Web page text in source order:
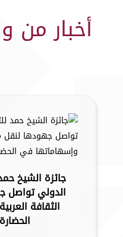
أخبار من
جائزة الشيخ
الدولي تواصل
الثقافة